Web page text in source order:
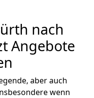
nach
Angebote
aber auch
wenn